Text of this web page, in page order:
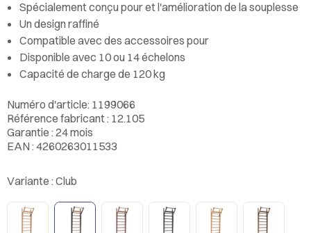
Spécialement conçu pour et l'amélioration de la souplesse
Un design raffiné
Compatible avec des accessoires pour
Disponible avec 10 ou 14 échelons
Capacité de charge de 120 kg
Numéro d'article: 1199066
Référence fabricant : 12.105
Garantie : 24 mois
EAN : 4260263011533
Variante : Club